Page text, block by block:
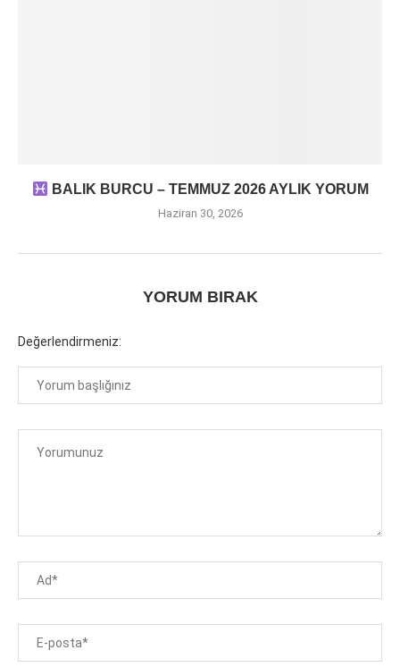
BALIK BURCU – TEMMUZ 2026 AYLIK YORUM
Haziran 30, 2026
YORUM BIRAK
Değerlendirmeniz: